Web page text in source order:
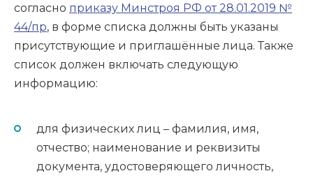
согласно приказу Минстроя РФ от 28.01.2019 №
44/пр, в форме списка должны быть указаны
присутствующие и приглашённые лица. Также
список должен включать следующую
информацию:
для физических лиц – фамилия, имя,
отчество; наименование и реквизиты
документа, удостоверяющего личность,